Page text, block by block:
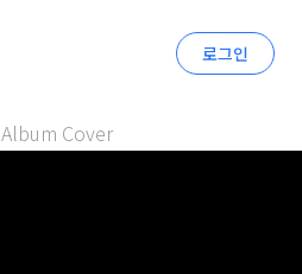
로그인
Album Cover